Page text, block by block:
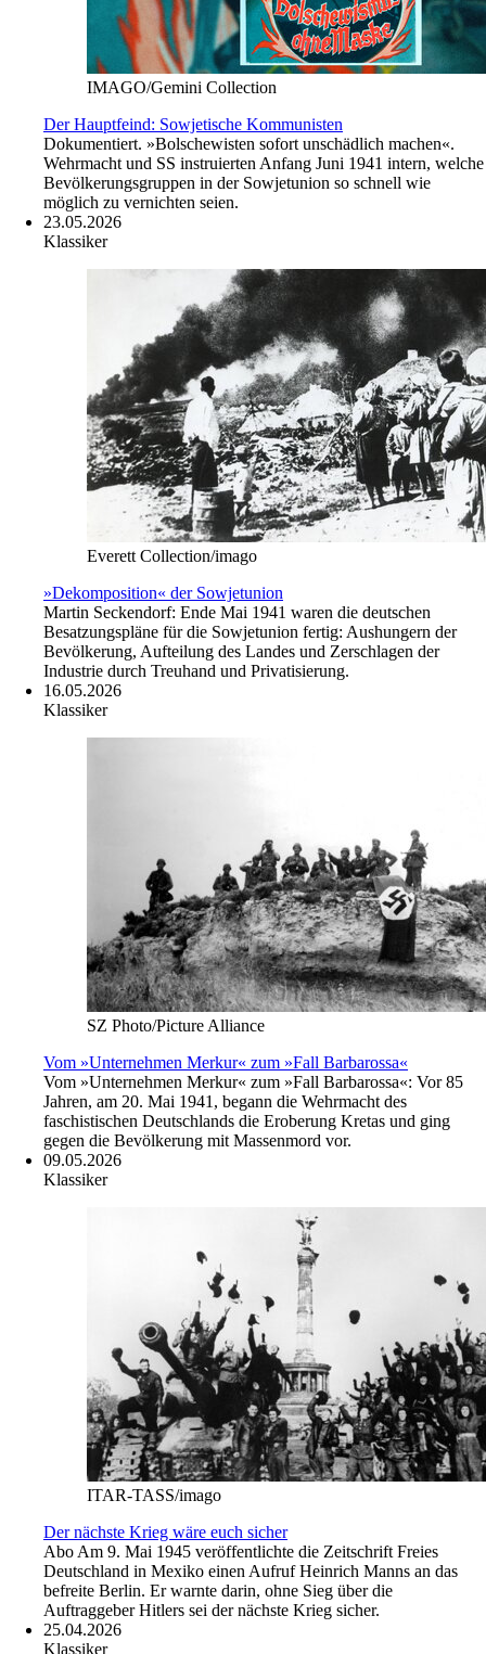
IMAGO/Gemini Collection
Der Hauptfeind: Sowjetische Kommunisten
Dokumentiert. »Bolschewisten sofort unschädlich machen«.
Wehrmacht und SS instruierten Anfang Juni 1941 intern, welche
Bevölkerungsgruppen in der Sowjetunion so schnell wie
möglich zu vernichten seien.
23.05.2026
Klassiker
Everett Collection/imago
»Dekomposition« der Sowjetunion
Martin Seckendorf: Ende Mai 1941 waren die deutschen
Besatzungspläne für die Sowjetunion fertig: Aushungern der
Bevölkerung, Aufteilung des Landes und Zerschlagen der
Industrie durch Treuhand und Privatisierung.
16.05.2026
Klassiker
SZ Photo/Picture Alliance
Vom »Unternehmen Merkur« zum »Fall Barbarossa«
Vom »Unternehmen Merkur« zum »Fall Barbarossa«: Vor 85
Jahren, am 20. Mai 1941, begann die Wehrmacht des
faschistischen Deutschlands die Eroberung Kretas und ging
gegen die Bevölkerung mit Massenmord vor.
09.05.2026
Klassiker
ITAR-TASS/imago
Der nächste Krieg wäre euch sicher
Abo Am 9. Mai 1945 veröffentlichte die Zeitschrift Freies
Deutschland in Mexiko einen Aufruf Heinrich Manns an das
befreite Berlin. Er warnte darin, ohne Sieg über die
Auftraggeber Hitlers sei der nächste Krieg sicher.
25.04.2026
Klassiker